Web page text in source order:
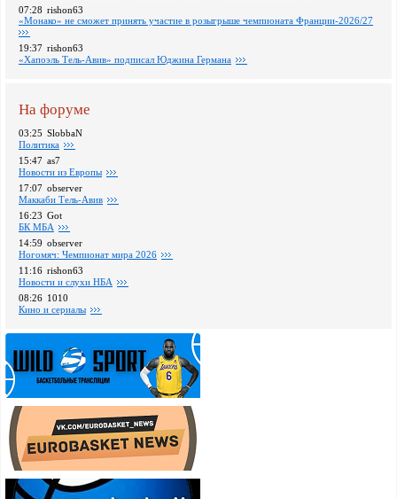
07:28 rishon63
«Монако» не сможет принять участие в розыгрыше чемпионата Франции-2026/27
19:37 rishon63
«Хапоэль Тель-Авив» подписал Юджина Германа
На форуме
03:25 SlobbaN
Политика
15:47 as7
Новости из Европы
17:07 observer
Маккаби Тель-Авив
16:23 Got
БК МБА
14:59 observer
Ногомяч: Чемпионат мира 2026
11:16 rishon63
Новости и слухи НБА
08:26 1010
Кино и сериалы